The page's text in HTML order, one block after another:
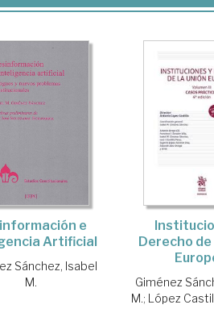
e
Artificial
Sánchez, Isabel
M.
Derecho de
Giménez
M.; López